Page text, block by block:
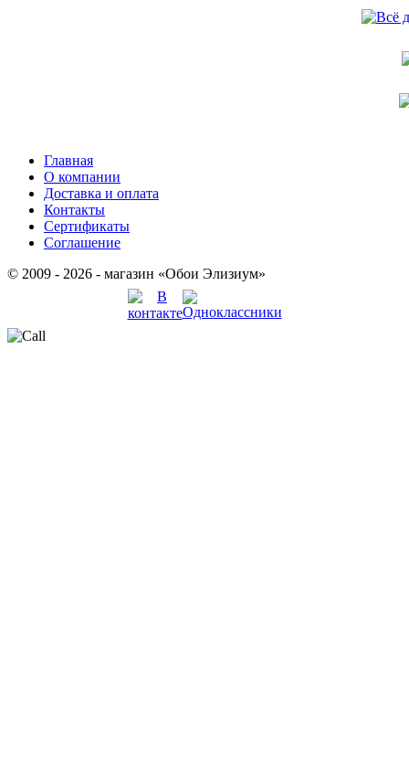
Главная
О компании
Доставка и оплата
Контакты
Сертификаты
Соглашение
© 2009 - 2026 - магазин «Обои Элизиум»